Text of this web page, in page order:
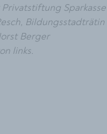
Sparkasse
Bildungsstadträtin
Berger
links.